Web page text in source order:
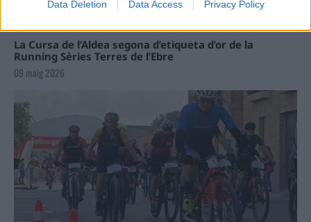
Data Deletion Data Access Privacy Policy
La Cursa de l’Aldea segona d’etiqueta d’or de la
Running Sèries Terres de l’Ebre
09 maig 2026